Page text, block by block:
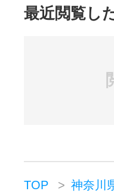
最近閲覧し
TOP 神奈川